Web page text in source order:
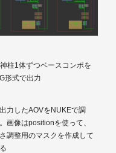
柱1体ずつベースコンポを
形式で出力
力したAOVをNUKEで調
画像はpositionを使って、
調整用のマスクを作成して